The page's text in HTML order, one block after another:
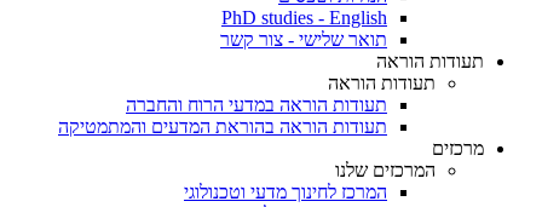
PhD studies - English
תואר שלישי - צור קשר
תעודות הוראה
תעודות הוראה
תעודות הוראה במדעי הרוח והחברה
תעודות הוראה בהוראת המדעים והמתמטיקה
מרכזים
המרכזים שלנו
המרכז לחינוך מדעי וטכנולוגי